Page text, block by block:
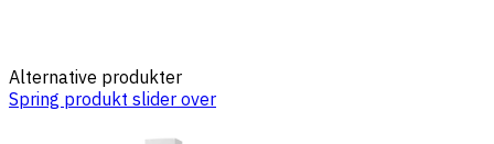
Alternative produkter
Spring produkt slider over